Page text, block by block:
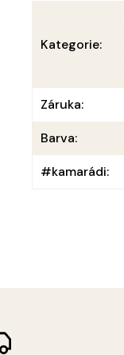
Kategorie:
Záruka:
Barva:
#kamarádi: